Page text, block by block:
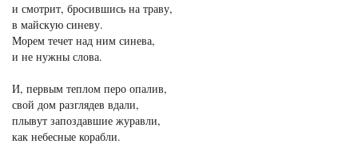
и смотрит, бросившись на траву,
в майскую синеву.
Морем течет над ним синева,
и не нужны слова.
И, первым теплом перо опалив,
свой дом разглядев вдали,
плывут запоздавшие журавли,
как небесные корабли.